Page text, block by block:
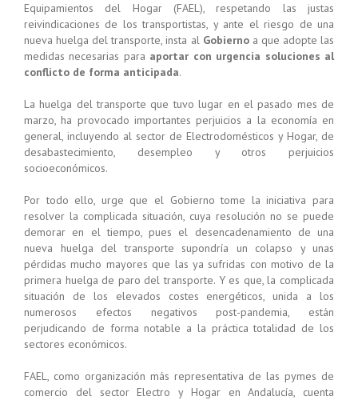
Equipamientos del Hogar (FAEL), respetando las justas
reivindicaciones de los transportistas, y ante el riesgo de una
nueva huelga del transporte, insta alGobiernoa que adopte las
medidas necesarias para aportar con urgencia soluciones al
conflicto de forma anticipada.
La huelga del transporte que tuvo lugar en el pasado mes de
marzo, ha provocado importantes perjuicios a la economía en
general, incluyendo al sector de Electrodomésticos y Hogar, de
desabastecimiento, desempleo y otros perjuicios
socioeconómicos.
Por todo ello, urge que el Gobierno tome la iniciativa para
resolver la complicada situación, cuya resolución no se puede
demorar en el tiempo, pues el desencadenamiento de una
nueva huelga del transporte supondría un colapso y unas
pérdidas mucho mayores que las ya sufridas con motivo de la
primera huelga de paro del transporte. Y es que, la complicada
situación de los elevados costes energéticos, unida a los
numerosos efectos negativos post-pandemia, están
perjudicando de forma notable a la práctica totalidad de los
sectores económicos.
FAEL, como organización más representativa de las pymes de
comercio del sector Electro y Hogar en Andalucía, cuenta